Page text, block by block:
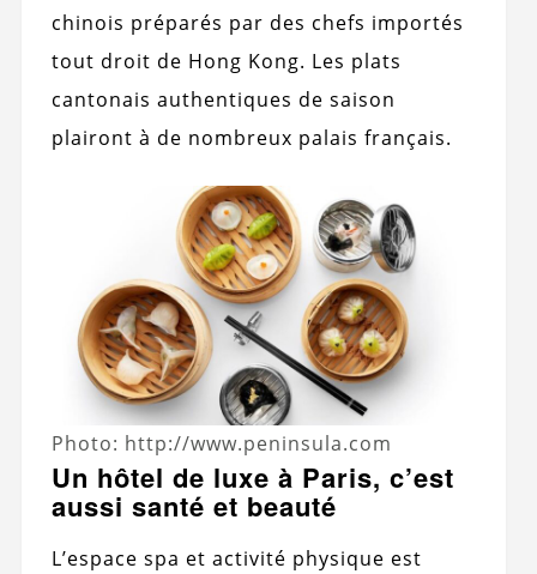
chinois préparés par des chefs importés
tout droit de Hong Kong. Les plats
cantonais authentiques de saison
plairont à de nombreux palais français.
Photo: http://www.peninsula.com
Un hôtel de luxe à Paris, c’est
aussi santé et beauté
L’espace spa et activité physique est